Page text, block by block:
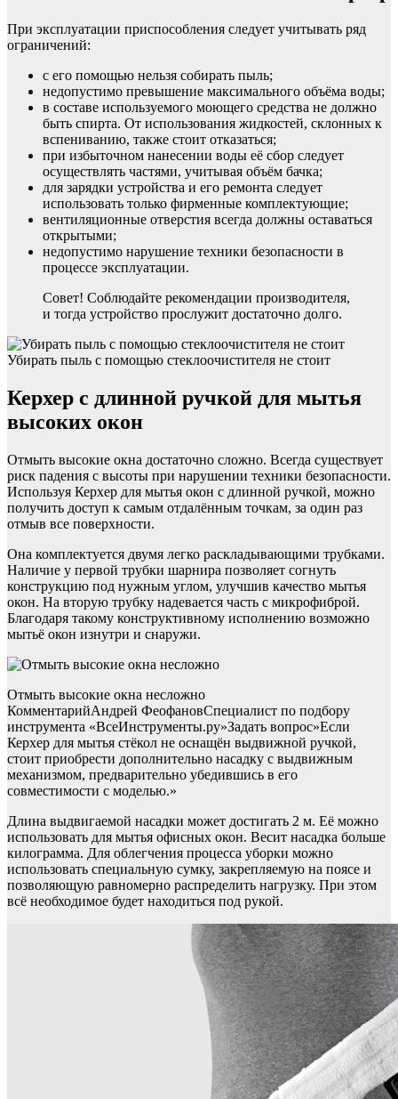
При эксплуатации приспособления следует учитывать ряд
ограничений:
с его помощью нельзя собирать пыль;
недопустимо превышение максимального объёма воды;
в составе используемого моющего средства не должно
быть спирта. От использования жидкостей, склонных к
вспениванию, также стоит отказаться;
при избыточном нанесении воды её сбор следует
осуществлять частями, учитывая объём бачка;
для зарядки устройства и его ремонта следует
использовать только фирменные комплектующие;
вентиляционные отверстия всегда должны оставаться
открытыми;
недопустимо нарушение техники безопасности в
процессе эксплуатации.
Совет! Соблюдайте рекомендации производителя,
и тогда устройство прослужит достаточно долго.
Убирать пыль с помощью стеклоочистителя не стоит
Керхер с длинной ручкой для мытья
высоких окон
Отмыть высокие окна достаточно сложно. Всегда существует
риск падения с высоты при нарушении техники безопасности.
Используя Керхер для мытья окон с длинной ручкой, можно
получить доступ к самым отдалённым точкам, за один раз
отмыв все поверхности.
Она комплектуется двумя легко раскладывающими трубками.
Наличие у первой трубки шарнира позволяет согнуть
конструкцию под нужным углом, улучшив качество мытья
окон. На вторую трубку надевается часть с микрофиброй.
Благодаря такому конструктивному исполнению возможно
мытьё окон изнутри и снаружи.
Отмыть высокие окна несложно
КомментарийАндрей ФеофановСпециалист по подбору
инструмента «ВсеИнструменты.ру»Задать вопрос»Если
Керхер для мытья стёкол не оснащён выдвижной ручкой,
стоит приобрести дополнительно насадку с выдвижным
механизмом, предварительно убедившись в его
совместимости с моделью.»
Длина выдвигаемой насадки может достигать 2 м. Её можно
использовать для мытья офисных окон. Весит насадка больше
килограмма. Для облегчения процесса уборки можно
использовать специальную сумку, закрепляемую на поясе и
позволяющую равномерно распределить нагрузку. При этом
всё необходимое будет находиться под рукой.